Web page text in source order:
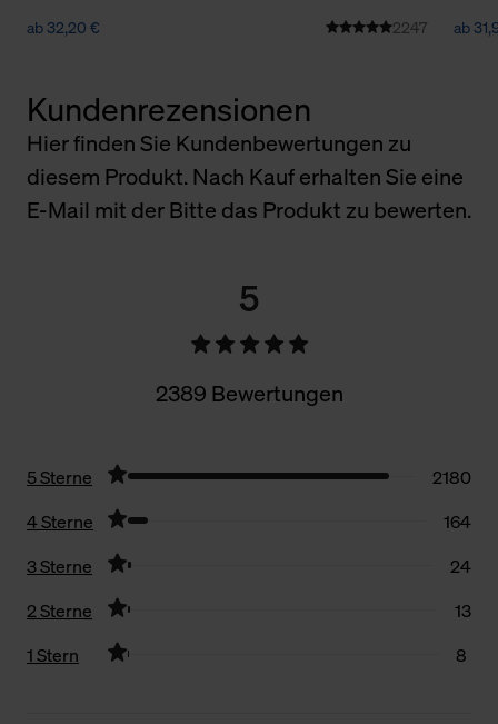
ab 32,20 € 2247 ab
Kundenrezensionen
Hier finden Sie Kundenbewertungen zu
diesem Produkt. Nach Kauf erhalten Sie eine
E-Mail mit der Bitte das Produkt zu bewerten.
5
2389 Bewertungen
5 Sterne
2180
4 Sterne
164
3 Sterne
24
2 Sterne
13
1 Stern
8